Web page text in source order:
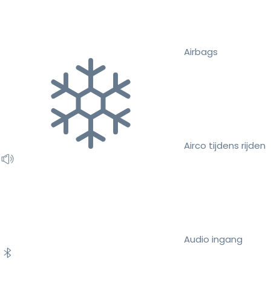
Airbags
Airco tijdens rijden
Audio ingang